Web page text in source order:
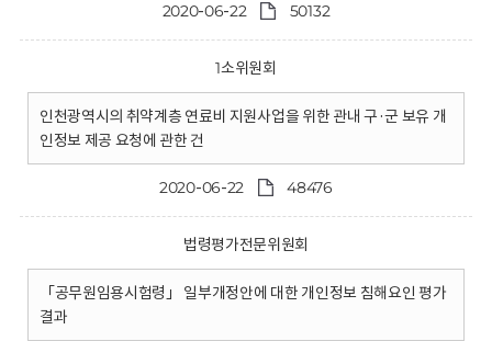
2020-06-22 50132
1소위원회
인천광역시의 취약계층 연료비 지원사업을 위한 관내 구·군 보유 개
인정보 제공 요청에 관한 건
2020-06-22 48476
법령평가전문위원회
「공무원임용시험령」 일부개정안에 대한 개인정보 침해요인 평가
결과